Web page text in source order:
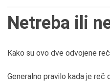
Netreba ili
Kako su ovo dve odvojene
Generalno pravilo kada je reč